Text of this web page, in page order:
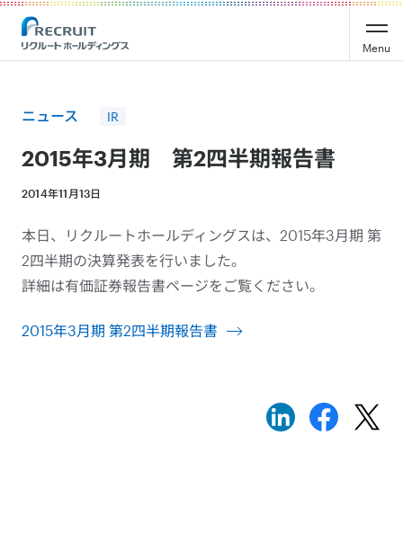
Recruit Holdings
Menu
ニュース IR
2015年3月期 第2四半期報告書
2014年11月13日
本日、リクルートホールディングスは、2015年3月期 第
2四半期の決算発表を行いました。
詳細は有価証券報告書ページをご覧ください。
2015年3月期 第2四半期報告書